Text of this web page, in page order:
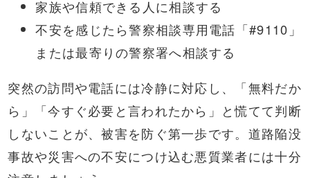
家族や信頼できる人に相談する
不安を感じたら警察相談専用電話「#9110」
または最寄りの警察署へ相談する
突然の訪問や電話には冷静に対応し、「無料だか
ら」「今すぐ必要と言われたから」と慌てて判断
しないことが、被害を防ぐ第一歩です。道路陥没
事故や災害への不安につけ込む悪質業者には十分